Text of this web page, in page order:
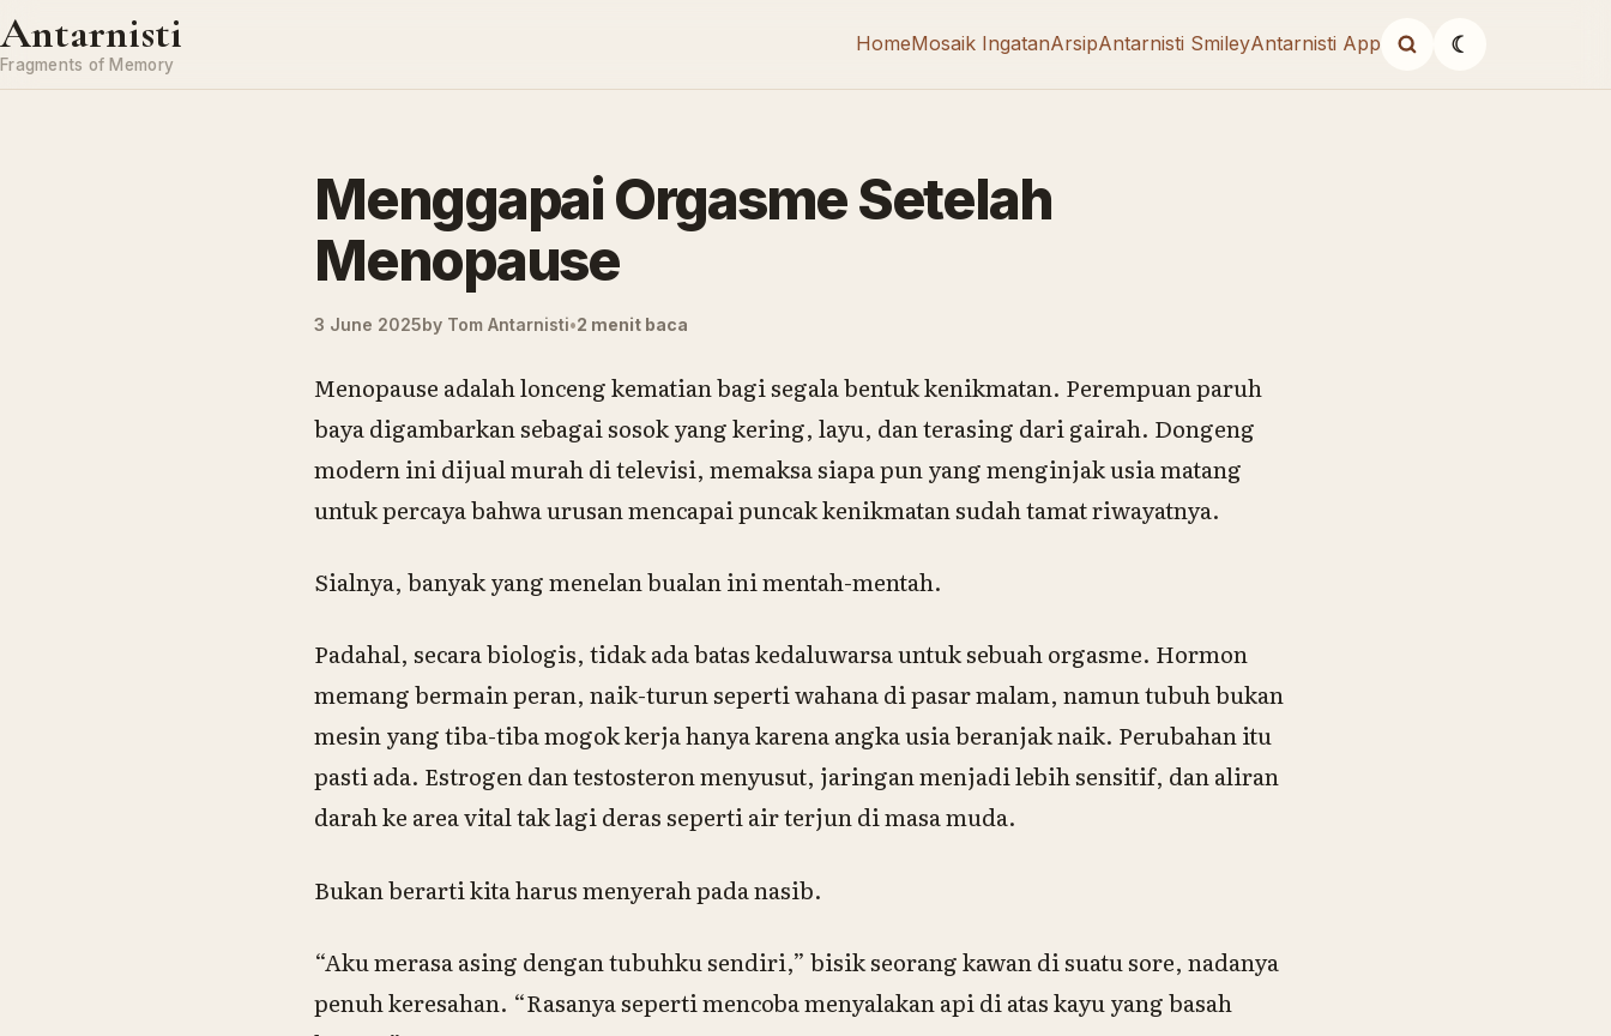
Skip to content
Antarnisti
Fragments of Memory
HomeMosaik IngatanArsipAntarnisti SmileyAntarnisti App ☾
Menggapai Orgasme Setelah
Menopause
3 June 2025by Tom Antarnisti 2 menit baca
Menopause adalah lonceng kematian bagi segala bentuk kenikmatan. Perempuan paruh
baya digambarkan sebagai sosok yang kering, layu, dan terasing dari gairah. Dongeng
modern ini dijual murah di televisi, memaksa siapa pun yang menginjak usia matang
untuk percaya bahwa urusan mencapai puncak kenikmatan sudah tamat riwayatnya.
Sialnya, banyak yang menelan bualan ini mentah-mentah.
Padahal, secara biologis, tidak ada batas kedaluwarsa untuk sebuah orgasme. Hormon
memang bermain peran, naik-turun seperti wahana di pasar malam, namun tubuh bukan
mesin yang tiba-tiba mogok kerja hanya karena angka usia beranjak naik. Perubahan itu
pasti ada. Estrogen dan testosteron menyusut, jaringan menjadi lebih sensitif, dan aliran
darah ke area vital tak lagi deras seperti air terjun di masa muda.
Bukan berarti kita harus menyerah pada nasib.
“Aku merasa asing dengan tubuhku sendiri,” bisik seorang kawan di suatu sore, nadanya
penuh keresahan. “Rasanya seperti mencoba menyalakan api di atas kayu yang basah